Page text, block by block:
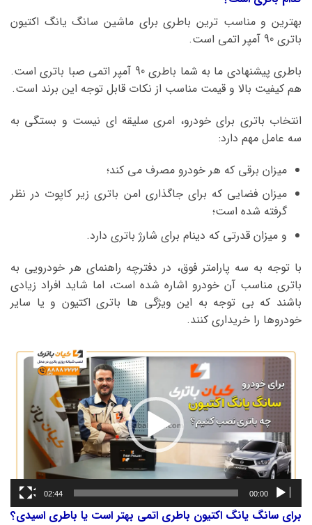
بهترین و مناسب ترین باطری برای ماشین سانگ یانگ اکتیون
باتری 90 آمپر اتمی است.
باطری پیشنهادی ما به شما باطری 90 آمپر اتمی صبا باتری است.
هم کیفیت بالا و قیمت مناسب از نکات قابل توجه این برند است.
انتخاب باتری برای خودرو، امری سلیقه ای نیست و بستگی به
سه عامل مهم دارد:
میزان برقی که هر خودرو مصرف می کند؛
میزان فضایی که برای جاگذاری امن باتری زیر کاپوت در نظر
گرفته شده است؛
و میزان قدرتی که دینام برای شارژ باتری دارد.
با توجه به سه پارامتر فوق، در دفترچه راهنمای هر خودرویی به
باتری مناسب آن خودرو اشاره شده است، اما شاید افراد زیادی
باشند که بی توجه به این ویژگی ها باتری اکتیون و یا سایر
خودروها را خریداری کنند.
نمایشگر
ویدیو
00:00
02:44
برای سانگ یانگ اکتیون باطری اتمی بهتر است یا باطری اسیدی؟